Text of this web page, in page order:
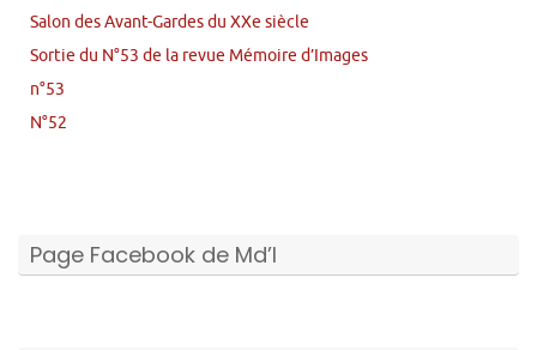
Salon des Avant-Gardes du XXe siècle
Sortie du N°53 de la revue Mémoire d’Images
n°53
N°52
Page Facebook de Md’I